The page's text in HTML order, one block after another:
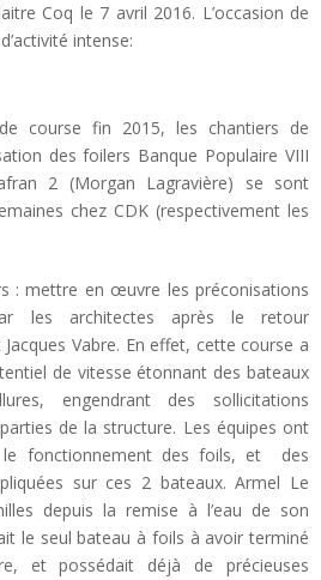
Coq le 7 avril 2016. L’occasion de
intense:
course fin 2015, les chantiers de
des foilers Banque Populaire VIII
2 (Morgan Lagravière) se sont
chez CDK (respectivement les
: mettre en œuvre les préconisations
les architectes après le retour
Jacques Vabre. En effet, cette course a
de vitesse étonnant des bateaux
engendrant des sollicitations
de la structure. Les équipes ont
le fonctionnement des foils, et des
sur ces 2 bateaux. Armel Le
depuis la remise à l’eau de son
le seul bateau à foils à avoir terminé
et possédait déjà de précieuses